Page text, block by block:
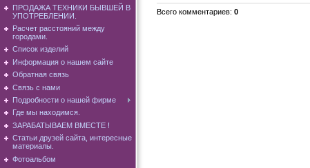
ПРОДАЖА ТЕХНИКИ БЫВШЕЙ В
УПОТРЕБЛЕНИИ.
Расчет расстояний между
городами.
Список изделий
Информация о нашем сайте
Обратная связь
Связь с нами
Подробности о нашей фирме
Где мы находимся.
ЗАРАБАТЫВАЕМ ВМЕСТЕ !
Статьи друзей сайта, интересные
материалы.
Фотоальбом
Всего комментариев: 0